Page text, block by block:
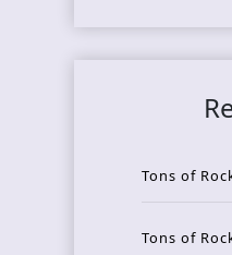
Tons of
Tons of